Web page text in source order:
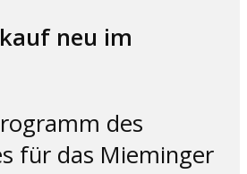
neu im
des
für das Mieminger